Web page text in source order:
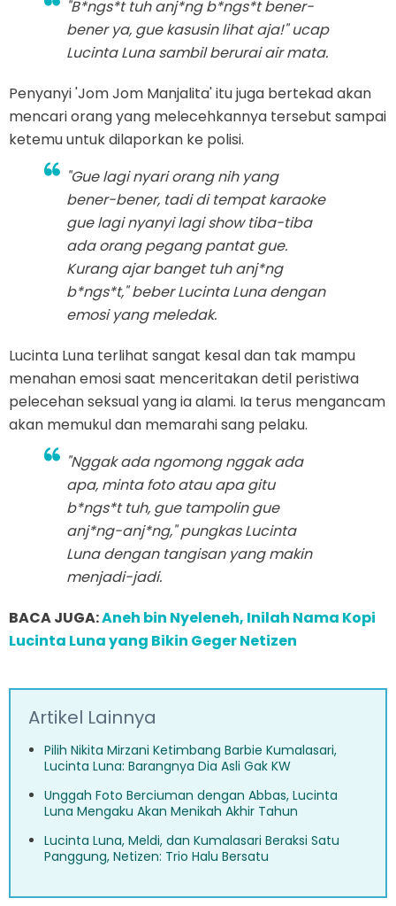
"B*ngs*t tuh anj*ng b*ngs*t bener-
bener ya, gue kasusin lihat aja!" ucap
Lucinta Luna sambil berurai air mata.
Penyanyi 'Jom Jom Manjalita' itu juga bertekad akan
mencari orang yang melecehkannya tersebut sampai
ketemu untuk dilaporkan ke polisi.
"Gue lagi nyari orang nih yang
bener-bener, tadi di tempat karaoke
gue lagi nyanyi lagishowtiba-tiba
ada orang pegang pantat gue.
Kurang ajar banget tuh anj*ng
b*ngs*t," beber Lucinta Luna dengan
emosi yang meledak.
Lucinta Luna terlihat sangat kesal dan tak mampu
menahan emosi saat menceritakan detil peristiwa
pelecehan seksual yang ia alami. Ia terus mengancam
akan memukul dan memarahi sang pelaku.
"Nggak ada ngomong nggak ada
apa, minta foto atau apa gitu
b*ngs*t tuh, gue tampolin gue
anj*ng-anj*ng," pungkas Lucinta
Luna dengan tangisan yang makin
menjadi-jadi.
BACA JUGA:Aneh bin Nyeleneh, Inilah Nama Kopi
Lucinta Luna yang Bikin Geger Netizen
Artikel Lainnya
Pilih Nikita Mirzani Ketimbang Barbie Kumalasari,
Lucinta Luna: Barangnya Dia Asli Gak KW
Unggah Foto Berciuman dengan Abbas, Lucinta
Luna Mengaku Akan Menikah Akhir Tahun
Lucinta Luna, Meldi, dan Kumalasari Beraksi Satu
Panggung, Netizen: Trio Halu Bersatu